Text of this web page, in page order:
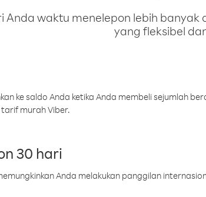
Anda waktu menelepon lebih
yang fleksibel
ke saldo Anda ketika Anda membeli sejumlah
murah Viber.
30 hari
Anda melakukan panggilan